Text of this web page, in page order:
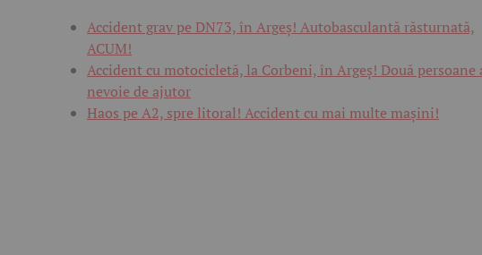
Accident grav pe DN73, în Argeș! Autobasculantă răsturnată,
ACUM!
Accident cu motocicletă, la Corbeni, în Argeș! Două persoane
nevoie de ajutor
Haos pe A2, spre litoral! Accident cu mai multe mașini!